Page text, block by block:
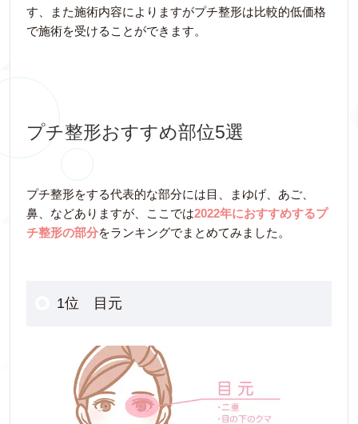
す、また施術内容によりますがプチ整形は比較的低価格
で施術を受けることができます。
プチ整形おすすめ部位5選
プチ整形をする代表的な部分には目、まゆげ、あご、
鼻、などありますが、ここでは2022年におすすめするプ
チ整形の部分をランキングでまとめてみました。
1位 目元